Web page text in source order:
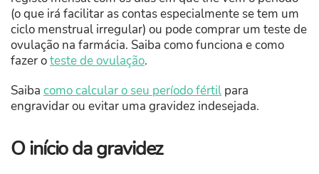
(o que irá facilitar as contas especialmente se tem um
ciclo menstrual irregular) ou pode comprar um teste de
ovulação na farmácia. Saiba como funciona e como
fazer oteste de ovulação.
Saiba como calcular o seu período fértil para
engravidar ou evitar uma gravidez indesejada.
O início da gravidez